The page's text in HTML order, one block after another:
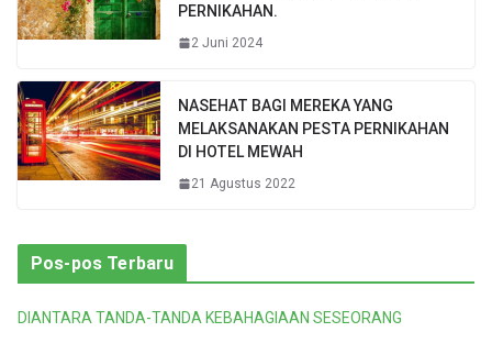
PERNIKAHAN.
2 Juni 2024
NASEHAT BAGI MEREKA YANG
MELAKSANAKAN PESTA PERNIKAHAN
DI HOTEL MEWAH
21 Agustus 2022
Pos-pos Terbaru
DIANTARA TANDA-TANDA KEBAHAGIAAN SESEORANG